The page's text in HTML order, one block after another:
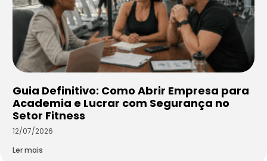
Guia Definitivo: Como Abrir Empresa para
Academia e Lucrar com Segurança no
Setor Fitness
12/07/2026
Ler mais